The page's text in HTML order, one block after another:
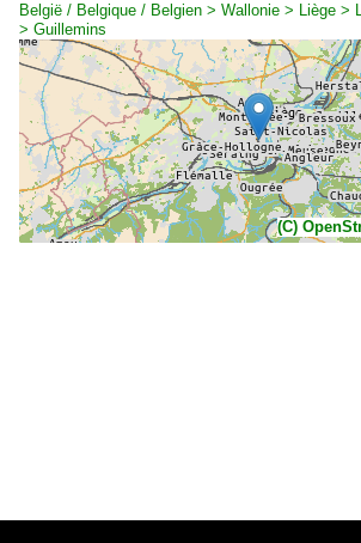
België / Belgique / Belgien > Wallonie > Liège >
> Guillemins
(C)